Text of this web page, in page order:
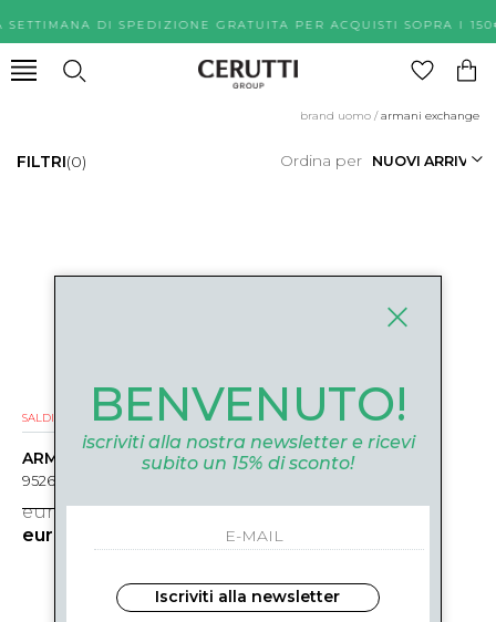
SETTIMANA DI SPEDIZIONE GRATUITA PER ACQUISTI
brand uomo /armani exchange
FILTRI(0) Ordina per
SALDI
ARMANI EXCHANGE
95261200020 NERO
eur 95.00
eur 57.00
BENVENUTO!
iscriviti alla nostra newsletter e ricevi
subito un 15% di sconto!
Iscriviti alla newsletter